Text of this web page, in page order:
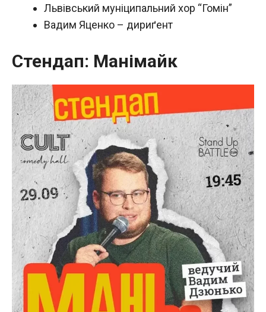
Львівський муніципальний хор “Гомін”
Вадим Яценко – дириґент
Стендап: Манімайк